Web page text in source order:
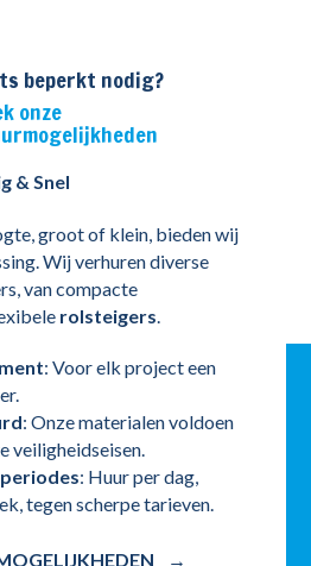
beperkt nodig?
onze
& Snel
groot of klein, bieden wij
Wij verhuren diverse
van compacte
rolsteigers
: Voor elk project een
: Onze materialen voldoen
veiligheidseisen.
: Huur per dag,
tegen scherpe tarieven.